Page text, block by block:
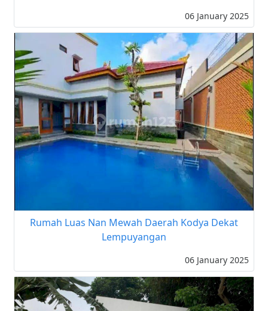
06 January 2025
Rumah Luas Nan Mewah Daerah Kodya Dekat
Lempuyangan
06 January 2025